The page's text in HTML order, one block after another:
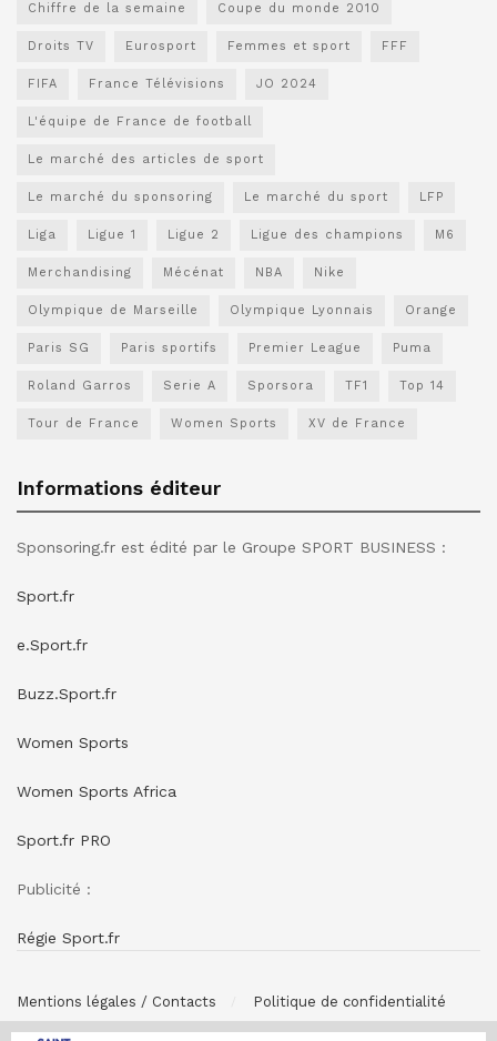
Chiffre de la semaine Coupe du monde 2010
Droits TV Eurosport Femmes et sport FFF
FIFA France Télévisions JO 2024
L'équipe de France de football
Le marché des articles de sport
Le marché du sponsoring Le marché du sport LFP
Liga Ligue 1 Ligue 2 Ligue des champions M6
Merchandising Mécénat NBA Nike
Olympique de Marseille Olympique Lyonnais Orange
Paris SG Paris sportifs Premier League Puma
Roland Garros Serie A Sporsora TF1 Top 14
Tour de France Women Sports XV de France
Informations éditeur
Sponsoring.fr est édité par le Groupe SPORT BUSINESS :
Sport.fr
e.Sport.fr
Buzz.Sport.fr
Women Sports
Women Sports Africa
Sport.fr PRO
Publicité :
Régie Sport.fr
Mentions légales / Contacts Politique de confidentialité